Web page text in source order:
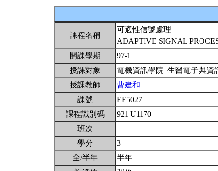
課程名稱
可適性信號處理
ADAPTIVE SIGNAL
開課學期
97-1
授課對象
電機資訊學院 生醫電子與
授課教師
曹建和
課號
EE5027
課程識別碼
921 U1170
班次
學分
3
全/半年
半年